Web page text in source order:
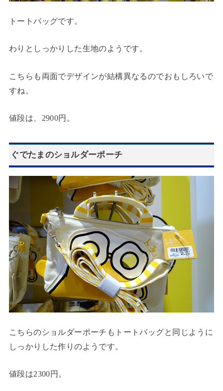
トートバッグです。
わりとしっかりした生地のようです。
こちらも両面でデザインが結構異なるのでおもしろいで
すね。
値段は、2900円。
ぐでたまのショルダーポーチ
こちらのショルダーポーチもトートバッグと同じように
しっかりした作りのようです。
値段は2300円。